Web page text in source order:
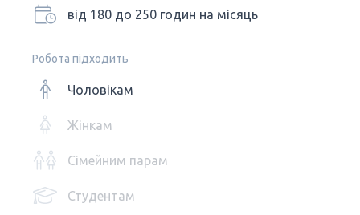
від 180 до 250 годин на місяць
Робота підходить
Чоловікам
Жінкам
Сімейним парам
Студентам